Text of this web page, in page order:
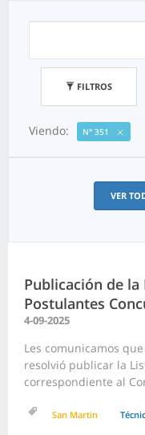
FILTROS
Viendo: N° 351
VER
Publicación de
Postulantes
4-09-2025
Les comunicamos
resolvió publicar la
correspondiente al
San Martin